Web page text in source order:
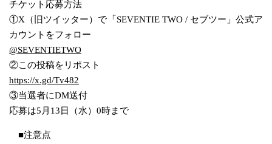
チケット応募方法
①X（旧ツイッター）で「SEVENTIE TWO / セブツー」公式ア
カウントをフォロー
@SEVENTIETWO
②この投稿をリポスト
https://x.gd/Tv482
③当選者にDM送付
応募は5月13日（水）0時まで
■注意点